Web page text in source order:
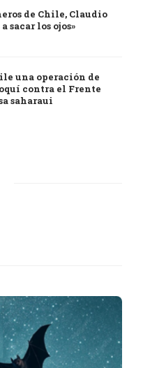
de Chile, Claudio
sacar los ojos»
una operación de
contra el Frente
saharaui